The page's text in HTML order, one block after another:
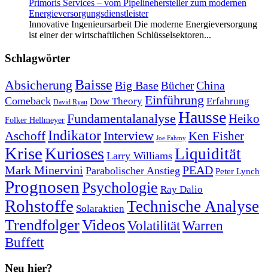
Primoris Services – vom Pipelinehersteller zum modernen
Energieversorgungsdienstleister
Innovative Ingenieursarbeit Die moderne Energieversorgung
ist einer der wirtschaftlichen Schlüsselsektoren...
Schlagwörter
Absicherung Baisse Big BaseBücherChina
Comeback David Ryan Dow Theory Einführung Erfahrung
Folker Hellmeyer Fundamentalanalyse HausseHeiko
Aschoff IndikatorInterview Joe Fahmy Ken Fisher
KriseKurioses Larry Williams Liquidität
Mark Minervini Parabolischer Anstieg PEAD Peter Lynch
Prognosen Psychologie Ray Dalio
Rohstoffe Solaraktien Technische Analyse
TrendfolgerVideosVolatilitätWarren
Buffett
Neu hier?